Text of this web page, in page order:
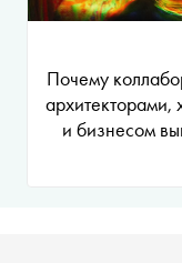
Почему
архитекторами,
и бизнесом